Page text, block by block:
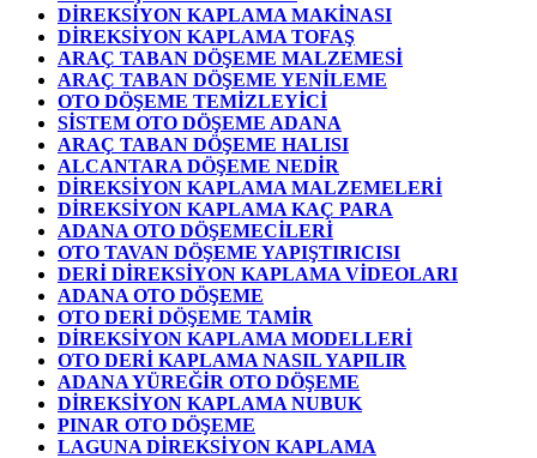
DİREKSİYON KAPLAMA MAKİNASI
DİREKSİYON KAPLAMA TOFAŞ
ARAÇ TABAN DÖŞEME MALZEMESİ
ARAÇ TABAN DÖŞEME YENİLEME
OTO DÖŞEME TEMİZLEYİCİ
SİSTEM OTO DÖŞEME ADANA
ARAÇ TABAN DÖŞEME HALISI
ALCANTARA DÖŞEME NEDİR
DİREKSİYON KAPLAMA MALZEMELERİ
DİREKSİYON KAPLAMA KAÇ PARA
ADANA OTO DÖŞEMECİLERİ
OTO TAVAN DÖŞEME YAPIŞTIRICISI
DERİ DİREKSİYON KAPLAMA VİDEOLARI
ADANA OTO DÖŞEME
OTO DERİ DÖŞEME TAMİR
DİREKSİYON KAPLAMA MODELLERİ
OTO DERİ KAPLAMA NASIL YAPILIR
ADANA YÜREĞİR OTO DÖŞEME
DİREKSİYON KAPLAMA NUBUK
PINAR OTO DÖŞEME
LAGUNA DİREKSİYON KAPLAMA